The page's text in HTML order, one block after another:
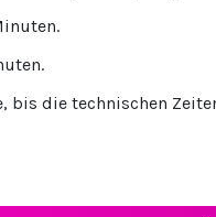
bis die technischen